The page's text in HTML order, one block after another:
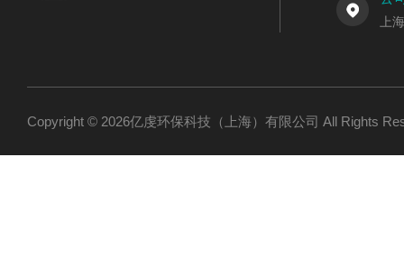
上
Copyright © 2026亿虔环保科技（上海）有限公司 All Rights